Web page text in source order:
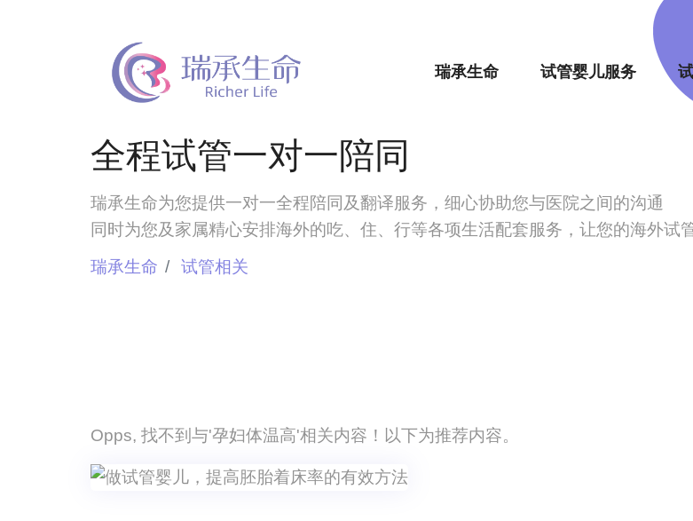
瑞承生命 试管婴儿服务
全程试管一对一陪同
瑞承生命为您提供一对一全程陪同及翻译服务，细心协助您与医院之间的沟通
同时为您及家属精心安排海外的吃、住、行等各项生活配套服务，让您的海外试
瑞承生命
试管相关
Opps, 找不到与'孕妇体温高'相关内容！以下为推荐内容。